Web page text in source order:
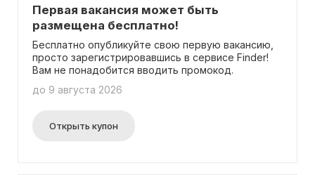
Первая вакансия может быть
размещена бесплатно!
Бесплатно опубликуйте свою первую вакансию,
просто зарегистрировавшись в сервисе Finder!
Вам не понадобится вводить промокод.
до 9 августа 2026
Открыть купон